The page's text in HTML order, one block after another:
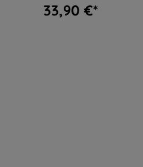
33,90 €*